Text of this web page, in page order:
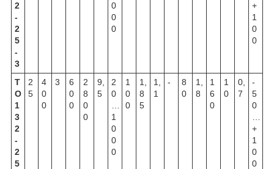
2
-
2
5
-
3
0
0
0
+
1
0
0
Т
О
1
3
2
-
2
5
2
5
4
0
0
3
6
0
0
2
8
0
0
9,
5
2
0
…
1
0
0
0
1
0
0
1,
8
5
1,
1
-
8
0
1,
8
1
6
0
1
0
0,
7
-
5
0
…
+
1
0
0